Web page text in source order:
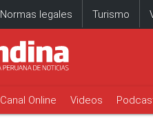
Normas legales Turismo
Canal Online Videos